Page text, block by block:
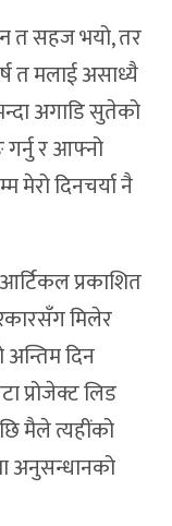
त सहज भयो, तर
त मलाई असाध्यै
अगाडि सुतेको
गर्नु र आफ्नो
मेरो दिनचर्या नै
प्रकाशित
मिलेर
दिन
प्रोजेक्ट लिड
मैले त्यहींको
अनुसन्धानको